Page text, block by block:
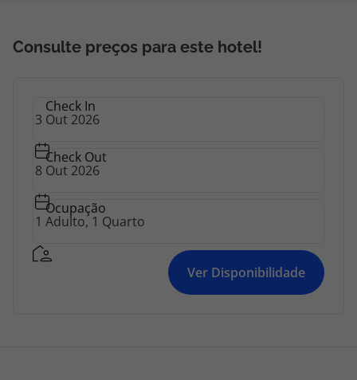
Consulte preços para este hotel!
Check In
Check Out
Ocupação
Ver Disponibilidade